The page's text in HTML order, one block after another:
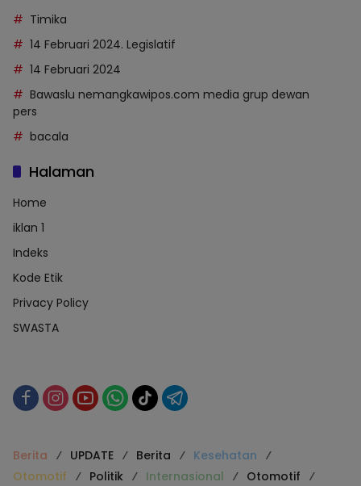
Timika
14 Februari 2024. Legislatif
14 Februari 2024
Bawaslu nemangkawipos.com media grup dewan
pers
bacala
Halaman
Home
iklan 1
Indeks
Kode Etik
Privacy Policy
SWASTA
Berita UPDATE Berita
Kesehatan
Otomotif
Politik Internasional
Otomotif